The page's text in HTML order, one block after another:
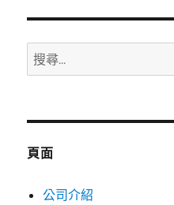
搜
尋
鍵
頁面
公司介紹